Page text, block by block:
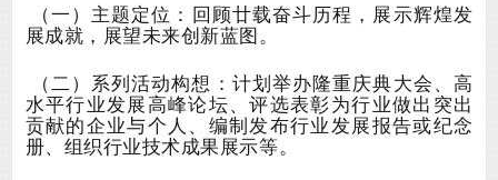
（一）主题定位：回顾廿载奋斗历程，展示辉煌发
展成就，展望未来创新蓝图。
（二） 系列活动构想：计划举办隆重庆典大会、高
水平行业发展高峰论坛、评选表彰为行业做出突出
贡献的企业与个人、编制发布行业发展报告或纪念
册、组织行业技术成果展示等。